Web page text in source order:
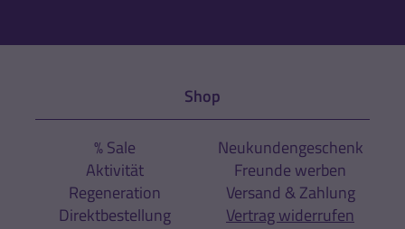
Shop
% Sale
Aktivität
Regeneration
Direktbestellung
Neukundengeschenk
Freunde werben
Versand & Zahlung
Vertrag widerrufen